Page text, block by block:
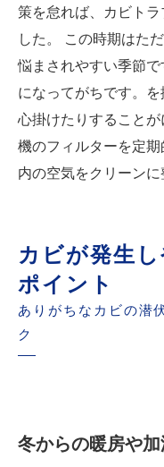
策を怠れば、カビト
した。 この時期はた
悩まされやすい季節
になってがちです。
心掛けたりすること
機のフィルターを定
内の空気をクリーンに
カビが発生
ポイント
ありがちなカビの潜
ク
冬からの暖房や